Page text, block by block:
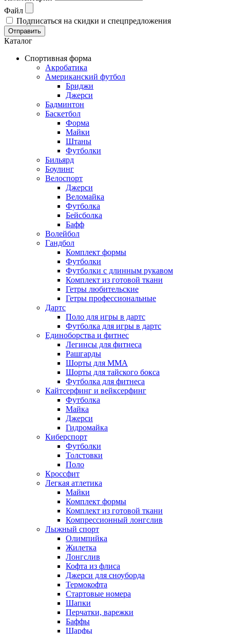
Файл
Подписаться на скидки и спецпредложения
Отправить
Каталог
Спортивная форма
Акробатика
Американский футбол
Бриджи
Джерси
Бадминтон
Баскетбол
Форма
Майки
Штаны
Футболки
Бильярд
Боулинг
Велоспорт
Джерси
Веломайка
Футболка
Бейсболка
Бафф
Волейбол
Гандбол
Комплект формы
Футболки
Футболки с длинным рукавом
Комплект из готовой ткани
Гетры любительские
Гетры профессиональные
Дартс
Поло для игры в дартс
Футболка для игры в дартс
Единоборства и фитнес
Легинсы для фитнеса
Рашгарды
Шорты для MMA
Шорты для тайского бокса
Футболка для фитнеса
Кайтсерфинг и вейксерфинг
Футболка
Майка
Джерси
Гидромайка
Киберспорт
Футболки
Толстовки
Поло
Кроссфит
Легкая атлетика
Майки
Комплект формы
Комплект из готовой ткани
Компрессионный лонгслив
Лыжный спорт
Олимпийка
Жилетка
Лонгслив
Кофта из флиса
Джерси для сноуборда
Термокофта
Стартовые номера
Шапки
Перчатки, варежки
Баффы
Шарфы